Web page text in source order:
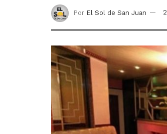
Por El Sol de San Juan